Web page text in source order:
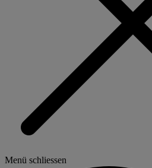
Menü schliessen